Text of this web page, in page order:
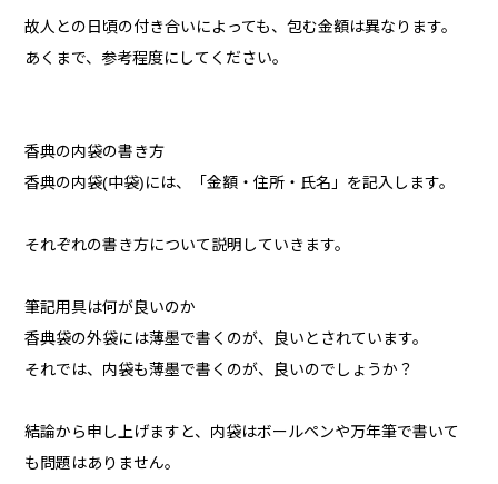
故人との日頃の付き合いによっても、包む金額は異なります。
あくまで、参考程度にしてください。
香典の内袋の書き方
香典の内袋(中袋)には、「金額・住所・氏名」を記入します。
それぞれの書き方について説明していきます。
筆記用具は何が良いのか
香典袋の外袋には薄墨で書くのが、良いとされています。
それでは、内袋も薄墨で書くのが、良いのでしょうか？
結論から申し上げますと、内袋はボールペンや万年筆で書いて
も問題はありません。